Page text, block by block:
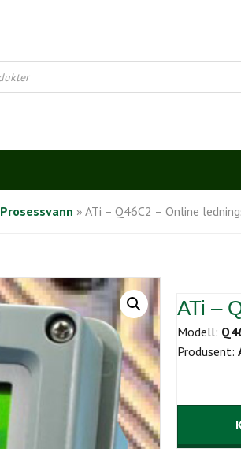
Prosessvann » ATi – Q46C2 – Online
ATi –
Modell:
Produsent: